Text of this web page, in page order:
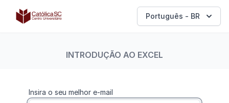
Católica SC | Experts Português - BR
INTRODUÇÃO AO EXCEL
Insira o seu melhor e-mail